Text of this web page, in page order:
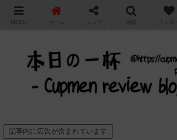
カップ麺の新商品をレビュー / アレンジ
記事内に広告が含まれています
MENU ホーム シェア 検索 フォロ